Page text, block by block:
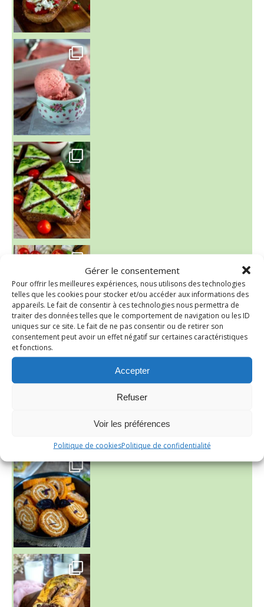
Gérer le consentement
Pour offrir les meilleures expériences, nous utilisons des technologies
telles que les cookies pour stocker et/ou accéder aux informations des
appareils. Le fait de consentir à ces technologies nous permettra de
traiter des données telles que le comportement de navigation ou les ID
uniques sur ce site. Le fait de ne pas consentir ou de retirer son
consentement peut avoir un effet négatif sur certaines caractéristiques
et fonctions.
Accepter
Refuser
Voir les préférences
Politique de cookiesPolitique de confidentialité
~ NICE CREAM À LA FRAISE ~
Presque un mois que
~ SALADE DE PÂTES AUX DEUX TOMATES THON ET BURRA
~ FINANCIERS MYRTILLES ET CITRON ~